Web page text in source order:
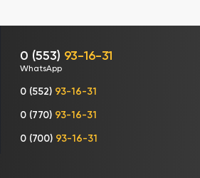
0 (553) 93-16-31
WhatsApp
0 (552) 93-16-31
0 (770) 93-16-31
0 (700) 93-16-31